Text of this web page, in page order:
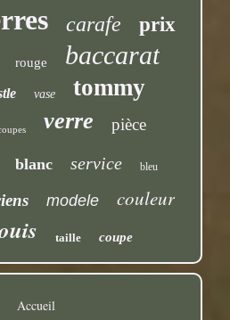
carafe prix
rouge baccarat
vase tommy
verre pièce
blanc service bleu
modele couleur
taille coupe
Accueil